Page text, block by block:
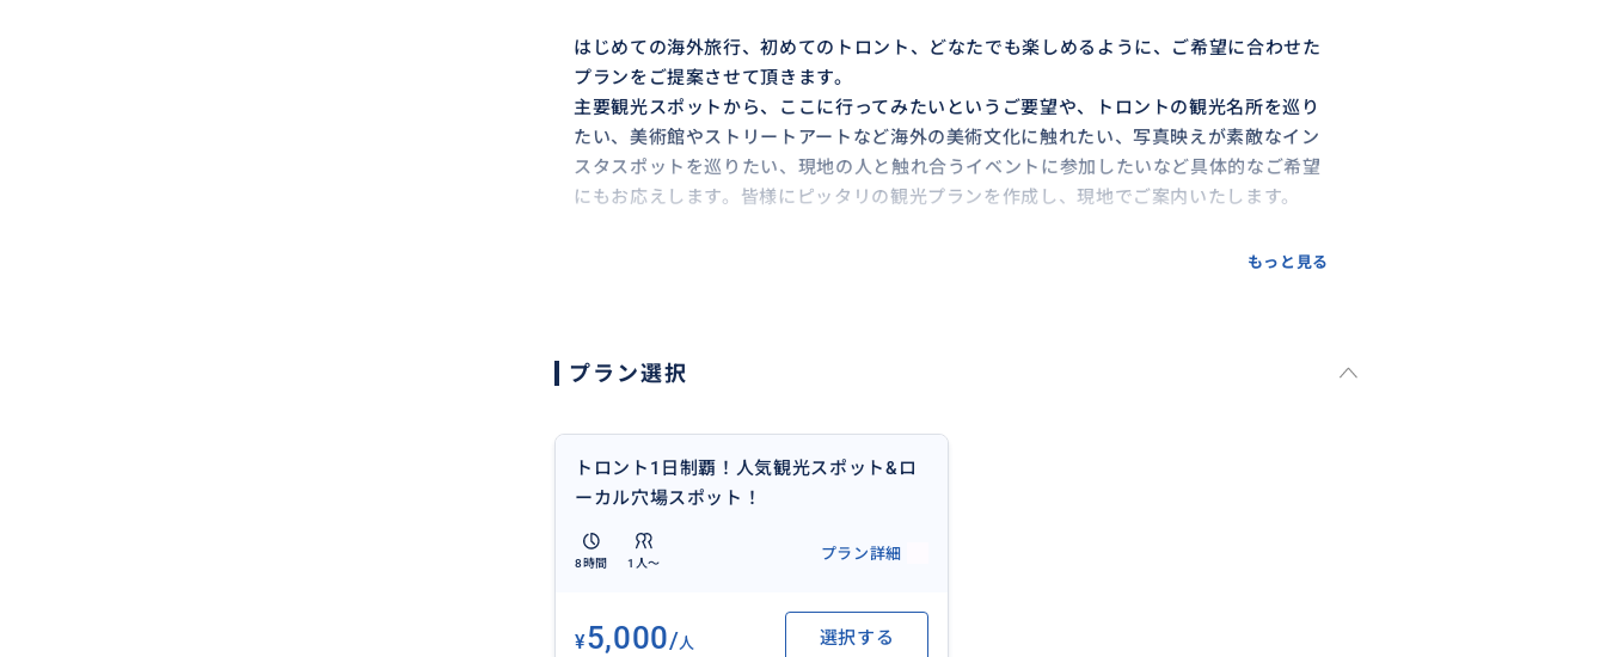
はじめての海外旅行、初めてのトロント、どなたでも楽しめるように、ご希望に合わせた
プランをご提案させて頂きます。
主要観光スポットから、ここに行ってみたいというご要望や、トロントの観光名所を巡り
たい、美術館やストリートアートなど海外の美術文化に触れたい、写真映えが素敵なイン
スタスポットを巡りたい、現地の人と触れ合うイベントに参加したいなど具体的なご希望
にもお応えします。皆様にピッタリの観光プランを作成し、現地でご案内いたします。
観光はしたいけど、費用は押さえたいというご要望にもお応えします。もともと学生の頃は
合わせて当日の行程を計画します。
＊提供内容
内容：現地の街をご案内します。
時間：約8時間
ださい。5名様以上の場合はアテンドするこちらの責任も重くなるため相談させていただき
以下エリアの主要観光スポット。
もっと見る
プラン選択
トロント1日制覇！人気観光スポット&ロ
ーカル穴場スポット！
8時間 1人〜
プラン詳細
¥5,000/人 選択する